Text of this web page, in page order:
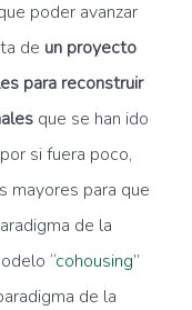
poder avanzar
de un proyecto
para reconstruir
que se han ido
si fuera poco,
mayores para que
de la
“cohousing”
de la